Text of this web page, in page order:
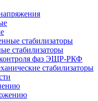
стабилизаторы
стабилизаторы
фаз ЭЩР-РКФ
стабилизаторы